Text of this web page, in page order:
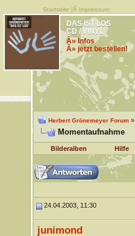
Startseite |Â Impressum
DAS IST LOS
CD / VINYL
Â» Infos
Â» jetzt bestellen!
Herbert Grönemeyer Forum»
Momentaufnahme
Bilderalben Hilfe
24.04.2003, 11:30
junimond